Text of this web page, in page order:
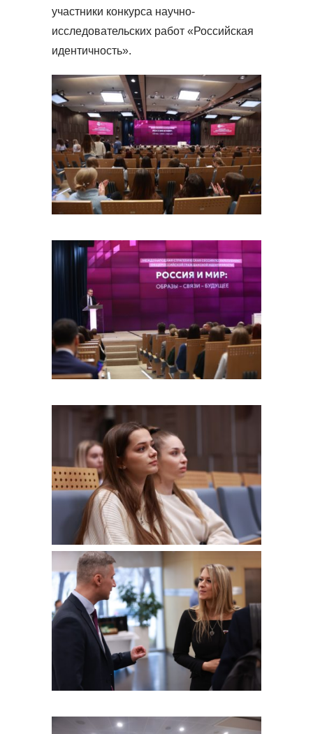
участники конкурса научно-
исследовательских работ «Российская
идентичность».